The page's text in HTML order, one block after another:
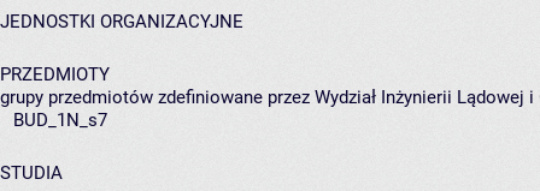
JEDNOSTKI ORGANIZACYJNE
PRZEDMIOTY
grupy przedmiotów zdefiniowane przez Wydział Inżynierii Lądowej
BUD_1N_s7
STUDIA